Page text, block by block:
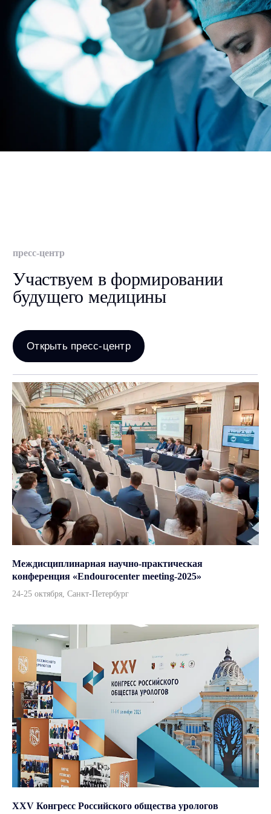
Междисциплинарная научно-практическая
конференция «Endourocenter meeting-2025»
24-25 октября, Санкт-Петербург
XXV Конгресс Российского общества урологов
Контакты
О компании
Партнерам
Оплата и доставка
Пресс-центр
Навигация
Стерилизация и дезинфекция
Травматология и реабилитация
ИИ ассистенты
Каталог
Урология
Хирургия
Гинекология
Анестезиология
Эндоскопия
Терапия
Адрес
дом 8, офис 4/1